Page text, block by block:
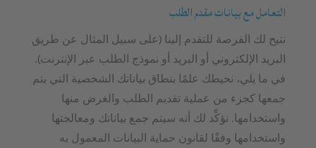
التعامل مع بيانات مقدم الطلب
نتيح لك الفرصة للتقدم إلينا (على سبيل المثال عن طريق
البريد الإلكتروني أو البريد أو نموذج الطلب عبر الإنترنت).
في ما يلي، نحيطك علمًا بنطاق بياناتك الشخصية التي يتم
جمعها كجزء من عملية تقديم الطلب والغرض منها
واستخدامها. نؤكِّد لك أنه سيتم جمع بياناتك ومعالجتها
واستخدامها وفقًا لقانون حماية البيانات المعمول به